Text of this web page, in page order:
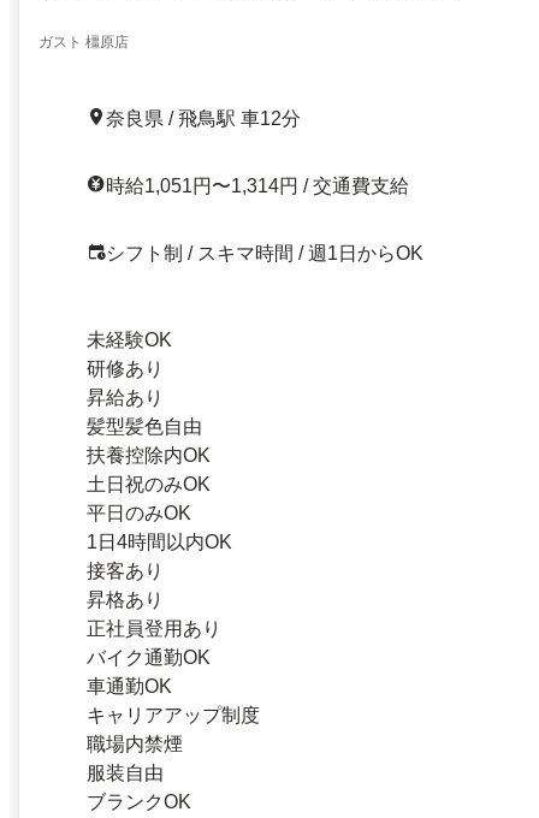
ガスト 橿原店
奈良県 / 飛鳥駅 車12分
時給1,051円〜1,314円 / 交通費支給
シフト制 / スキマ時間 / 週1日からOK
未経験OK
研修あり
昇給あり
髪型髪色自由
扶養控除内OK
土日祝のみOK
平日のみOK
1日4時間以内OK
接客あり
昇格あり
正社員登用あり
バイク通勤OK
車通勤OK
キャリアアップ制度
職場内禁煙
服装自由
ブランクOK